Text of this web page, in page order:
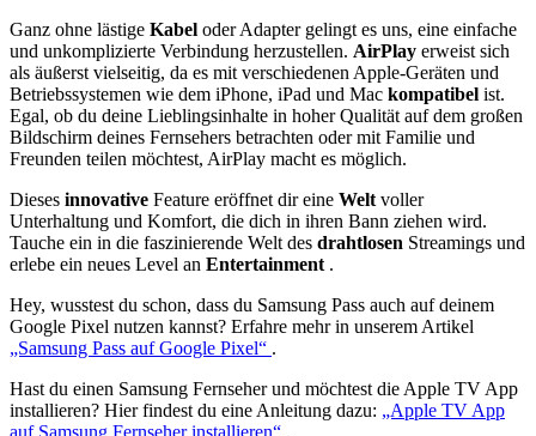
Ganz ohne lästige Kabel oder Adapter gelingt es uns, eine einfache
und unkomplizierte Verbindung herzustellen. AirPlay erweist sich
als äußerst vielseitig, da es mit verschiedenen Apple-Geräten und
Betriebssystemen wie dem iPhone, iPad und Mac kompatibel ist.
Egal, ob du deine Lieblingsinhalte in hoher Qualität auf dem großen
Bildschirm deines Fernsehers betrachten oder mit Familie und
Freunden teilen möchtest, AirPlay macht es möglich.
Dieses innovative Feature eröffnet dir eine Welt voller
Unterhaltung und Komfort, die dich in ihren Bann ziehen wird.
Tauche ein in die faszinierende Welt des drahtlosen Streamings und
erlebe ein neues Level an Entertainment .
Hey, wusstest du schon, dass du Samsung Pass auch auf deinem
Google Pixel nutzen kannst? Erfahre mehr in unserem Artikel
„Samsung Pass auf Google Pixel“ .
Hast du einen Samsung Fernseher und möchtest die Apple TV App
installieren? Hier findest du eine Anleitung dazu: „Apple TV App
auf Samsung Fernseher installieren“ .